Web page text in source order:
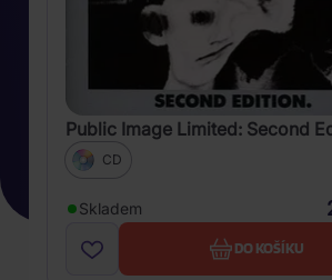
Public Image Limited: Second
CD
Skladem
DO KOŠÍKU